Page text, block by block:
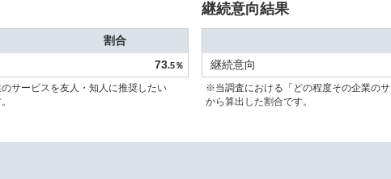
割合
73.5％
サービスを友人・知人に推奨したい
継続意向結果
継続意向
※当調査における「どの程度その企業の
から算出した割合です。